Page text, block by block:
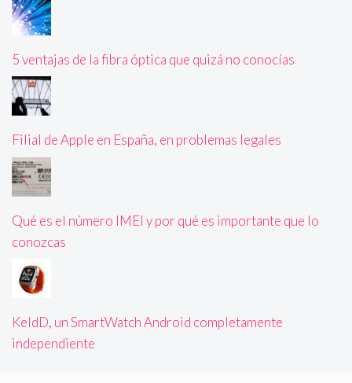
5 ventajas de la fibra óptica que quizá no conocías
Filial de Apple en España, en problemas legales
Qué es el número IMEI y por qué es importante que lo
conozcas
KeldD, un SmartWatch Android completamente
independiente